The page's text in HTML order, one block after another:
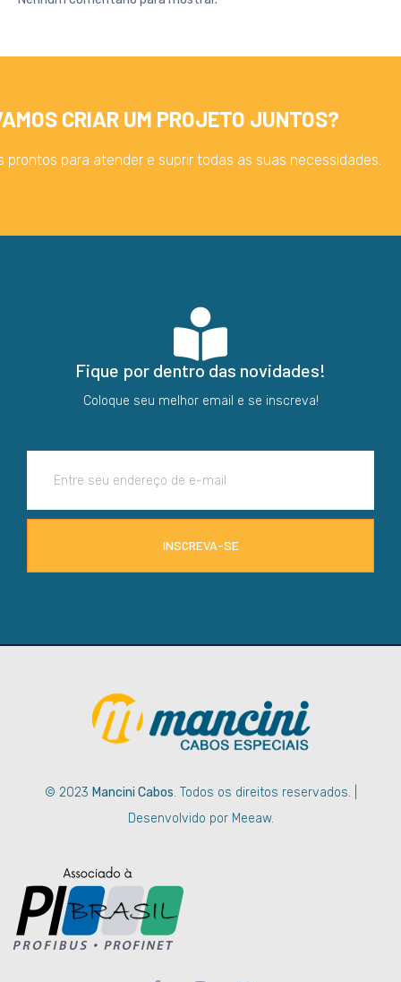
CRIAR UM PROJETO JUNTOS?
prontos para atender e suprir todas as suas necessidades.
Fique por dentro das novidades!
Coloque seu melhor email e se inscreva!
INSCREVA-SE
© 2023 Mancini Cabos. Todos os direitos reservados. |
Desenvolvido por Meeaw.